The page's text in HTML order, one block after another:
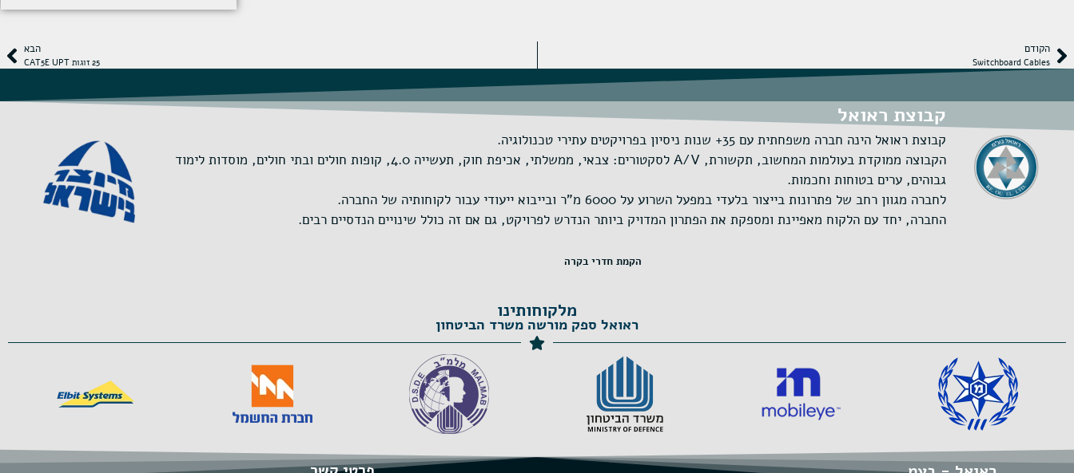
הקודם
Switchboard Cables
הבא
25 זוגות CAT5E UPT
קבוצת ראואל
קבוצת ראואל הינה חברה משפחתית עם 35+ שנות ניסיון בפרויקטים עתירי טכנולוגיה.
הקבוצה ממוקדת בעולמות המחשוב, תקשורת, A/V לסקטורים: צבאי, ממשלתי, אכיפת חוק, תעשייה 4.0, קופות חולים ובתי חולים, מוסדות לימוד
גבוהים, ערים בטוחות וחכמות.
לחברה מגוון רחב של פתרונות בייצור בלעדי במפעל השרוע על 6000 מ"ר ובייבוא ייעודי עבור לקוחותיה של החברה.
החברה, יחד עם הלקוח מאפיינת ומספקת את הפתרון המדויק ביותר הנדרש לפרויקט, גם אם זה כולל שינויים הנדסיים רבים.
הקמת חדרי בקרה
מלקוחותינו
ראואל ספק מורשה משרד הביטחון